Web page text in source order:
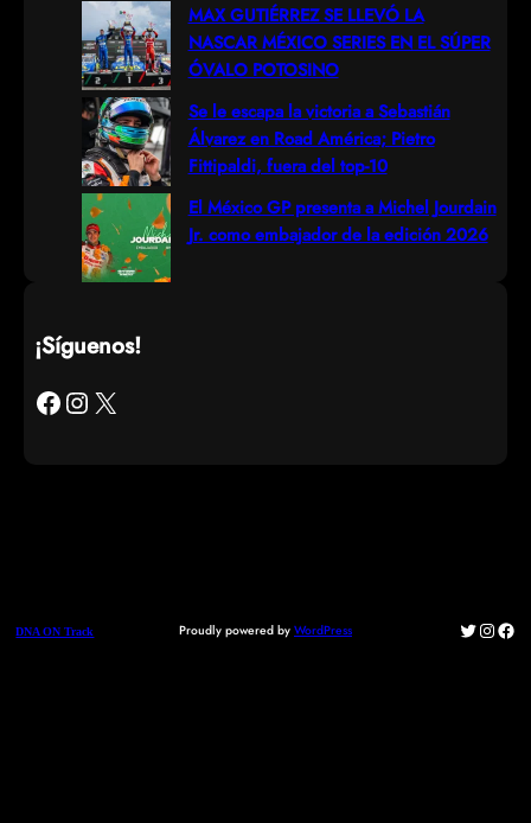
MAX GUTIÉRREZ SE LLEVÓ LA
NASCAR MÉXICO SERIES EN EL SÚPER
ÓVALO POTOSINO
Se le escapa la victoria a Sebastián
Álvarez en Road América; Pietro
Fittipaldi, fuera del top-10
El México GP presenta a Michel Jourdain
Jr. como embajador de la edición 2026
¡Síguenos!
Facebook Instagram X
DNA ON Track Proudly powered by WordPress Twitter